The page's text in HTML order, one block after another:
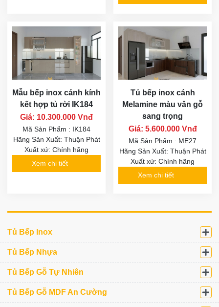
Mẫu bếp inox cánh kính
kết hợp tủ rời IK184
Giá: 10.300.000 Vnđ
Mã Sản Phẩm : IK184
Hãng Sản Xuất: Thuận Phát
Xuất xứ: Chính hãng
Xem chi tiết
Tủ bếp inox cánh
Melamine màu vân gỗ
sang trọng
Giá: 5.600.000 Vnđ
Mã Sản Phẩm : ME27
Hãng Sản Xuất: Thuận Phát
Xuất xứ: Chính hãng
Xem chi tiết
Tủ Bếp Inox
Tủ Bếp Nhựa
Tủ Bếp Gỗ Tự Nhiên
Tủ Bếp Gỗ MDF An Cường